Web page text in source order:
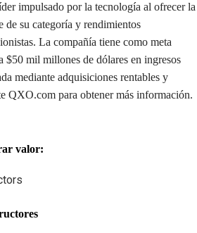
impulsado por la tecnología al ofrecer la
de su categoría y rendimientos
La compañía tiene como meta
$50 mil millones de dólares en ingresos
mediante adquisiciones rentables y
QXO.com para obtener más información.
valor: